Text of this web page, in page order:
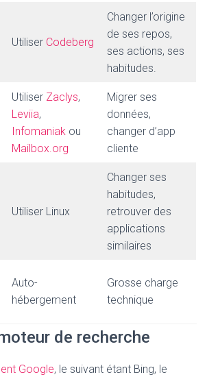
Utiliser Codeberg
Changer l’origine
de ses repos,
ses actions, ses
habitudes.
Utiliser Zaclys,
Leviia,
Infomaniak ou
Mailbox.org
Migrer ses
données,
changer d’app
cliente
Utiliser Linux
Changer ses
habitudes,
retrouver des
applications
similaires
Auto-
hébergement
Grosse charge
technique
de recherche
Google, le suivant étant Bing, le